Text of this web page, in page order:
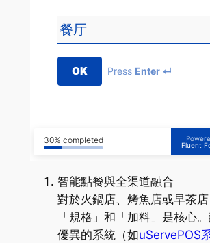
OK Press Enter ↵
30% completed
Fluent
智能點餐與全渠道融合
對於火鍋店、烤魚店或早茶
「規格」和「加料」是核心
優異的系統（如uServePOS